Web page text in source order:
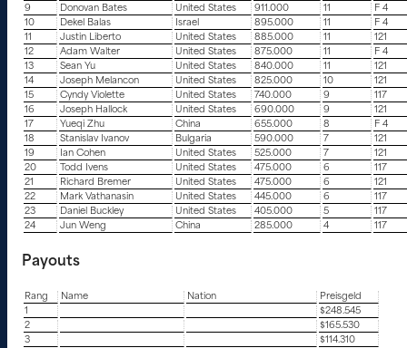
9
Donovan Bates United States 911.000 11
F 4
10
Dekel Balas Israel 895.000 11
F 4
11
Justin Liberto United States 885.000 11
121
12
Adam Walter United States 875.000 11
F 4
13
Sean Yu United States 840.000 11
121
14
Joseph Melancon United States 825.000 10
121
15
Cyndy Violette United States 740.000 9
117
16
Joseph Hallock United States 690.000 9
121
17
Yueqi Zhu China 655.000 8
F 4
18
Stanislav Ivanov Bulgaria 590.000 7
121
19
Ian Cohen United States 525.000 7
121
20
Todd Ivens United States 475.000 6
117
21
Richard Bremer United States 475.000 6
121
22
Mark Vathanasin United States 445.000 6
117
23
Daniel Buckley United States 405.000 5
117
24
Jun Weng China 285.000 4 117
Payouts
Rang Name Nation
Preisgeld
1
$248.545
2
$165.530
3
$114.310